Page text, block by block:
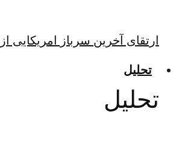
ارتقای آخرین سرباز امریکایی
تحلیل
تحلیل